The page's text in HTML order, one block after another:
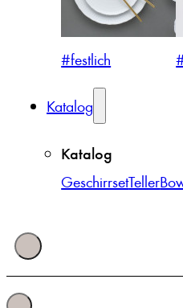
#festlich
Katalog
Katalog
GeschirrsetTeller